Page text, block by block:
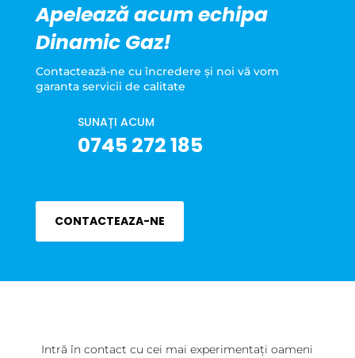
Apelează acum echipa
Dinamic Gaz!
Contactează-ne cu încredere şi noi vă vom
garanta servicii de calitate
SUNAȚI ACUM
0745 272 185
CONTACTEAZA-NE
Intră în contact cu cei mai experimentați oameni